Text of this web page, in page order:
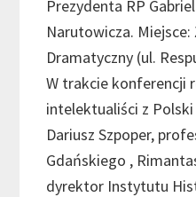
Prezydenta RP
Narutowicza.
Dramatyczny (ul.
W trakcie konferencji
intelektualiści z
Dariusz Szpoper,
Gdańskiego ,
dyrektor Instytutu